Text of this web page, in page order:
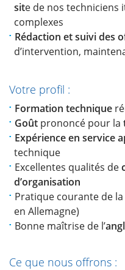
site de nos techniciens
complexes
Rédaction et suivi des
d’intervention,
Votre profil :
Formation technique
Goût prononcé pour la
Expérience en service
technique
Excellentes qualités de
d’organisation
Pratique courante de la
en Allemagne)
Bonne maîtrise de l’
Ce que nous offrons :